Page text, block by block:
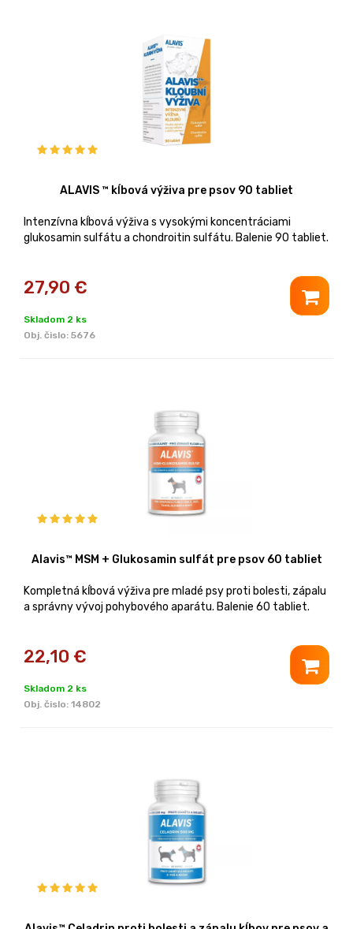
ALAVIS ™ kĺbová výživa pre psov 90 tabliet
Intenzívna kĺbová výživa s vysokými koncentráciami
glukosamin sulfátu a chondroitin sulfátu. Balenie 90 tabliet.
27,90 €
Skladom 2 ks
Obj. čislo: 5676
Alavis™ MSM + Glukosamin sulfát pre psov 60 tabliet
Kompletná kĺbová výživa pre mladé psy proti bolesti, zápalu
a správny vývoj pohybového aparátu. Balenie 60 tabliet.
22,10 €
Skladom 2 ks
Obj. čislo: 14802